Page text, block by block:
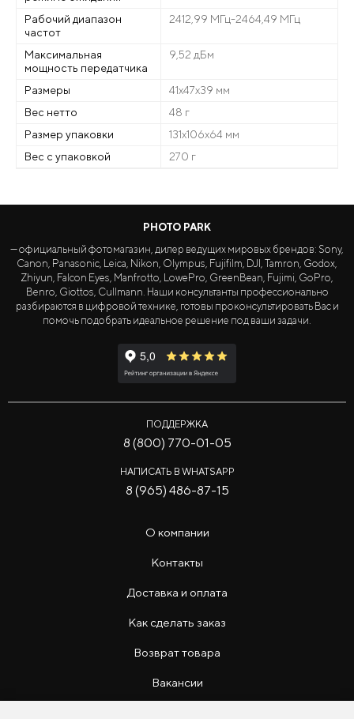
Рабочий диапазон
частот
2412,99 МГц-2464,49 МГц
Максимальная
мощность передатчика
9,52 дБм
Размеры
41х47х39 мм
Вес нетто
48 г
Размер упаковки
131х106х64 мм
Вес с упаковкой
270 г
PHOTO PARK
— официальный фотомагазин, дилер ведущих мировых брендов: Sony,
Canon, Panasonic, Leica, Nikon, Olympus, Fujifilm, DJI, Tamron, Godox,
Zhiyun, Falcon Eyes, Manfrotto, LowePro, GreenBean, Fujimi, GoPro,
Benro, Giottos, Cullmann. Наши консультанты профессионально
разбираются в цифровой технике, готовы проконсультировать Вас и
помочь подобрать идеальное решение под ваши задачи.
ПОДДЕРЖКА
8 (800) 770-01-05
НАПИСАТЬ В WHATSAPP
8 (965) 486-87-15
О компании
Контакты
Доставка и оплата
Как сделать заказ
Возврат товара
Вакансии